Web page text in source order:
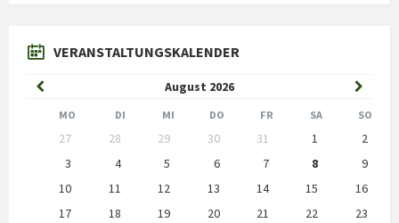
VERANSTALTUNGSKALENDER
August 2026
Previous
Month
Month
MO DI MI DO FR SA SO
calendar
27 28 29 30 31 1
2
3
4 5 6 7 8
9
10
11 12 13 14 15
16
17
18 19 20 21 22
23